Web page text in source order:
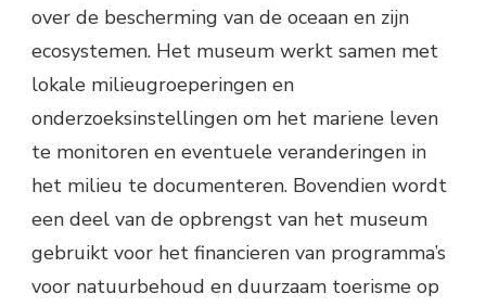
over de bescherming van de oceaan en zijn
ecosystemen. Het museum werkt samen met
lokale milieugroeperingen en
onderzoeksinstellingen om het mariene leven
te monitoren en eventuele veranderingen in
het milieu te documenteren. Bovendien wordt
een deel van de opbrengst van het museum
gebruikt voor het financieren van programma’s
voor natuurbehoud en duurzaam toerisme op